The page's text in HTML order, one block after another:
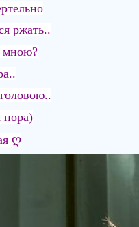
ржать..
мною?
пора)
ღ